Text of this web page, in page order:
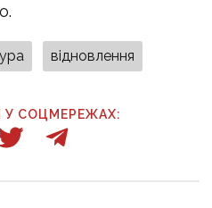
відновлення
У СОЦМЕРЕЖАХ: